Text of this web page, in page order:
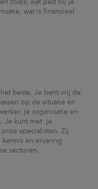
zoals: wat past bij je
wat is financieel
beste. Je bent vrij de
op de situatie en
je organisatie en
Je kunt met je
specialisten. Zij
en ervaring
sectoren.